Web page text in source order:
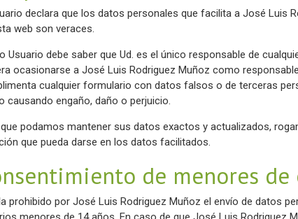
declara que los datos personales que facilita a José Luis
web son veraces.
Usuario debe saber que Ud. es el único responsable de
ocasionarse a José Luis Rodriguez Muñoz como
cualquier formulario con datos falsos o de terceras
causando engaño, daño o perjuicio.
podamos mantener sus datos exactos y actualizados,
que pueda darse en los datos facilitados.
de menores de
prohibido por José Luis Rodriguez Muñoz el envío de datos